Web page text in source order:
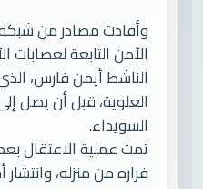
الأمن التابعة
الناشط أيمن فارس،
العلوية، قبل أن
السويداء.
تمت عملية الاعتقال
فراره من منزله، وانتشار